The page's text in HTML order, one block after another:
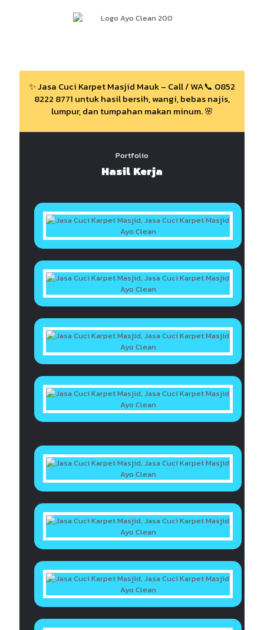
✨ Jasa Cuci Karpet Masjid Mauk – Call / WA📞 0852
8222 8771 untuk hasil bersih, wangi, bebas najis,
lumpur, dan tumpahan makan minum. 🌸
Portfolio
Hasil Kerja